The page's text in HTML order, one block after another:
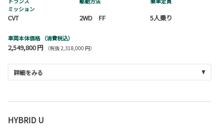
ミッション
CVT 2WD FF 5人乗り
車両本体価格 （消費税込）
2,549,800 円 （税抜 2,318,000 円）
詳細をみる
HYBRID U